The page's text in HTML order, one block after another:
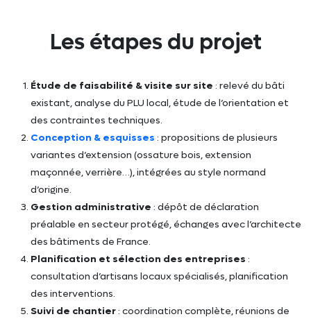
Les étapes du projet
Étude de faisabilité & visite sur site : relevé du bâti
existant, analyse du PLU local, étude de l’orientation et
des contraintes techniques.
Conception & esquisses : propositions de plusieurs
variantes d’extension (ossature bois, extension
maçonnée, verrière…), intégrées au style normand
d’origine.
Gestion administrative : dépôt de déclaration
préalable en secteur protégé, échanges avec l’architecte
des bâtiments de France.
Planification et sélection des entreprises :
consultation d’artisans locaux spécialisés, planification
des interventions.
Suivi de chantier : coordination complète, réunions de